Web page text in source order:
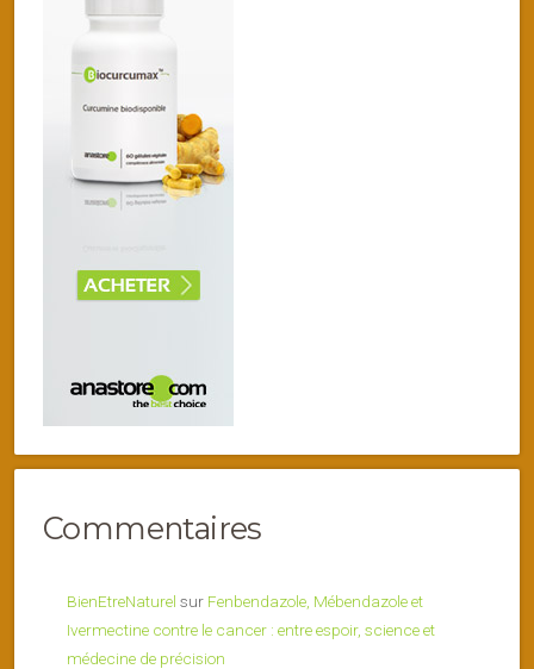
Commentaires
BienEtreNaturel sur Fenbendazole, Mébendazole et
Ivermectine contre le cancer : entre espoir, science et
médecine de précision